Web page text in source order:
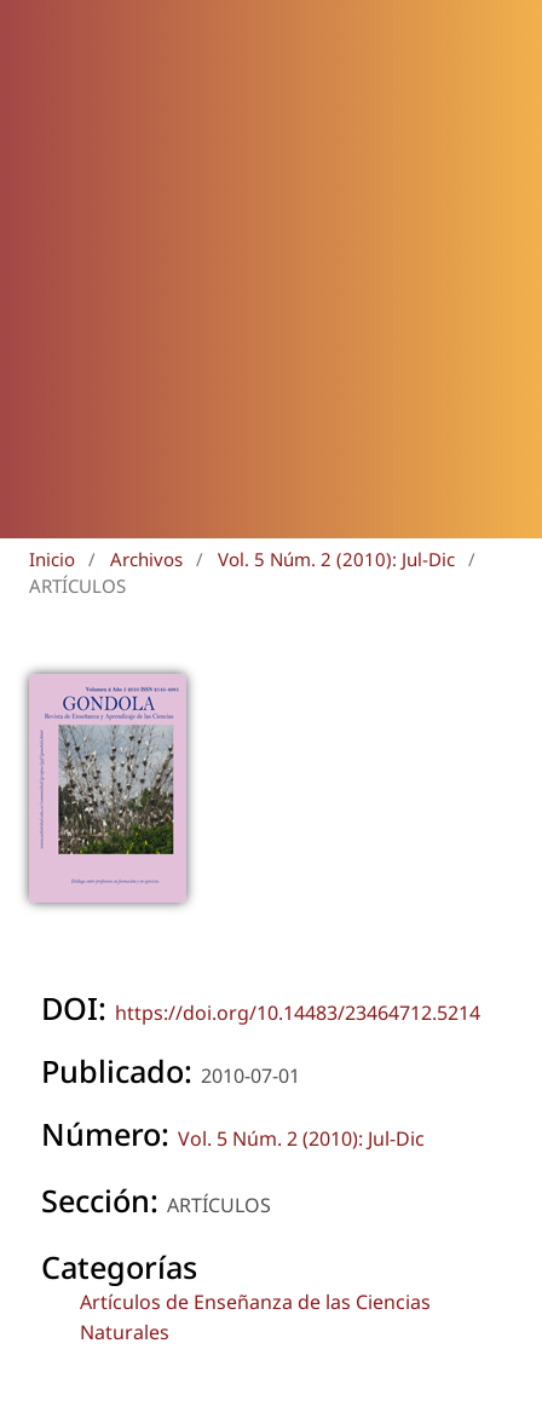
Inicio / Archivos / Vol. 5 Núm. 2 (2010): Jul-Dic /
ARTÍCULOS
DOI: https://doi.org/10.14483/23464712.5214
Publicado: 2010-07-01
Número: Vol. 5 Núm. 2 (2010): Jul-Dic
Sección: ARTÍCULOS
Categorías
Artículos de Enseñanza de las Ciencias
Naturales